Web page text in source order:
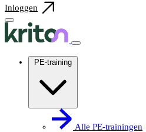
Inloggen
PE-training
Alle PE-trainingen